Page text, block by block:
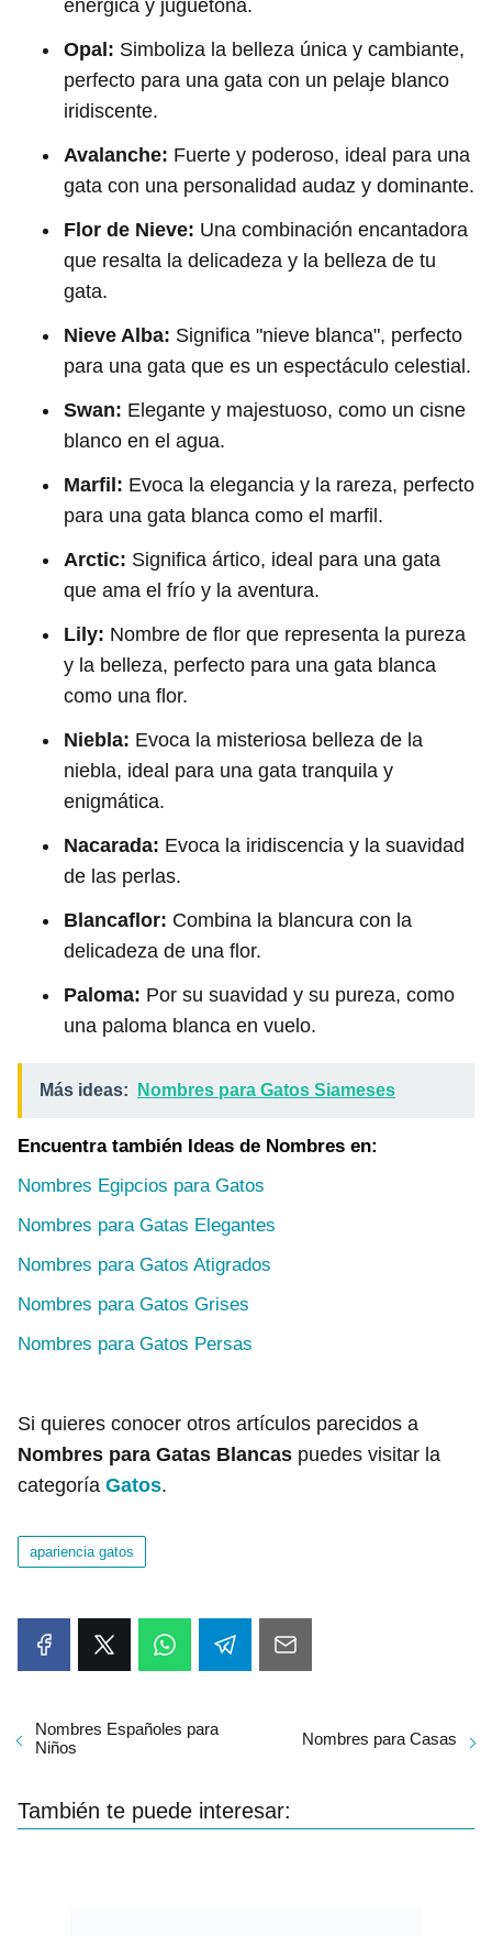
enérgica y juguetona.
Opal: Simboliza la belleza única y cambiante,
perfecto para una gata con un pelaje blanco
iridiscente.
Avalanche: Fuerte y poderoso, ideal para una
gata con una personalidad audaz y dominante.
Flor de Nieve: Una combinación encantadora
que resalta la delicadeza y la belleza de tu
gata.
Nieve Alba: Significa "nieve blanca", perfecto
para una gata que es un espectáculo celestial.
Swan: Elegante y majestuoso, como un cisne
blanco en el agua.
Marfil: Evoca la elegancia y la rareza, perfecto
para una gata blanca como el marfil.
Arctic: Significa ártico, ideal para una gata
que ama el frío y la aventura.
Lily: Nombre de flor que representa la pureza
y la belleza, perfecto para una gata blanca
como una flor.
Niebla: Evoca la misteriosa belleza de la
niebla, ideal para una gata tranquila y
enigmática.
Nacarada: Evoca la iridiscencia y la suavidad
de las perlas.
Blancaflor: Combina la blancura con la
delicadeza de una flor.
Paloma: Por su suavidad y su pureza, como
una paloma blanca en vuelo.
Más ideas: Nombres para Gatos Siameses
Encuentra también Ideas de Nombres en:
Nombres Egipcios para Gatos
Nombres para Gatas Elegantes
Nombres para Gatos Atigrados
Nombres para Gatos Grises
Nombres para Gatos Persas
Si quieres conocer otros artículos parecidos a
Nombres para Gatas Blancas puedes visitar la
categoría Gatos.
apariencia gatos
Nombres Españoles para
Niños
Nombres para Casas
También te puede interesar: